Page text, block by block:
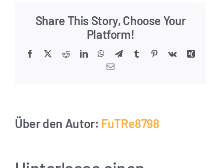
Share This Story, Choose Your
Platform!
Facebook RedditLinkedInWhatsApp
TelegramTumblr Pinterest
Vk
Xing
E-
Über den Autor: FuTRe8798